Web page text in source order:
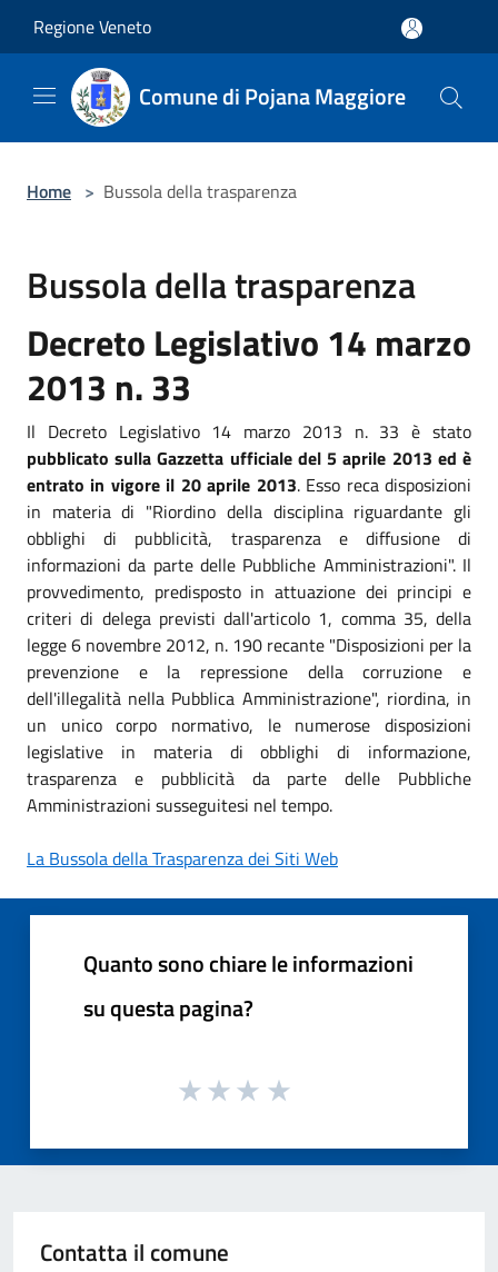
Regione Veneto
Comune di Pojana Maggiore
Home > Bussola della trasparenza
Bussola della trasparenza
Decreto Legislativo 14 marzo
2013 n. 33
Il Decreto Legislativo 14 marzo 2013 n. 33 è stato
pubblicato sulla Gazzetta ufficiale del 5 aprile 2013 ed è
entrato in vigore il 20 aprile 2013. Esso reca disposizioni
in materia di "Riordino della disciplina riguardante gli
obblighi di pubblicità, trasparenza e diffusione di
informazioni da parte delle Pubbliche Amministrazioni". Il
provvedimento, predisposto in attuazione dei principi e
criteri di delega previsti dall'articolo 1, comma 35, della
legge 6 novembre 2012, n. 190 recante "Disposizioni per la
prevenzione e la repressione della corruzione e
dell'illegalità nella Pubblica Amministrazione", riordina, in
un unico corpo normativo, le numerose disposizioni
legislative in materia di obblighi di informazione,
trasparenza e pubblicità da parte delle Pubbliche
Amministrazioni susseguitesi nel tempo.
La Bussola della Trasparenza dei Siti Web
Quanto sono chiare le informazioni
su questa pagina?
Contatta il comune